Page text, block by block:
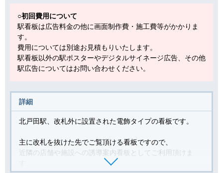
○初回費用について
駅看板は広告料金の他に画面制作費・施工費等がかかりま
す。
費用については別途お見積もりいたします。
駅看板以外の駅ポスターやデジタルサイネージ広告、その他
駅広告についてはお問い合わせください。
詳細
北戸田駅、改札外に設置された電飾タイプの看板です。
主に改札を抜けた先でご覧頂ける看板ですので、
近隣の店舗や施設への誘導案内看板としてご利用頂けま